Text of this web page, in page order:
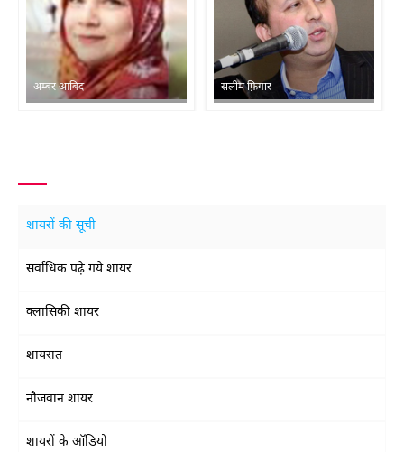
अम्बर आबिद सलीम फ़िगार
शायरों की सूची
सर्वाधिक पढ़े गये शायर
क्लासिकी शायर
शायरात
नौजवान शायर
शायरों के ऑडियो